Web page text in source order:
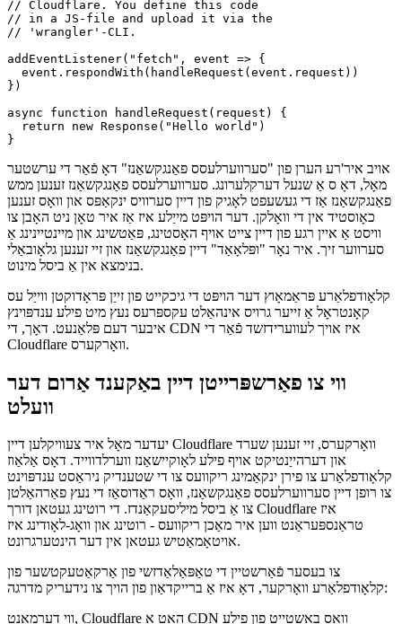
// This is a minimal example for a
// serverless function hosed by
// in a JS-file and upload it via the
// 'wrangler'-CLI.
  event.respondWith(handleRequest(event.request))
  return new Response("Hello world")
אויב איר'רע הערן פון "סערווערלעסס פאַנגקשאַנז" דאָ פֿאַר די ערשטער
מאָל, דאָ ס אַ שנעל דערקלערונג. סערווערלעסס פאַנגקשאַנז זענען ממש
פאַנגקשאַנז אַז די געשעפט לאָגיק פון דיין סערוויס ינקאַפּס און וואָס זענען
כאָוסטיד אין די וואָלקן. דער הויפּט מייַלע איז אַז איר טאָן ניט האָבן צו
וויסט אַ איין רגע פון דיין צייט אויף האָסטינג, פּאַטשינג און מיינטיינינג אַ
סערווער זיך. איר נאָר "ופּלאָאַד" דיין פאַנגקשאַנז און זיי זענען גלאָובאַלי
בנימצא אין אַ ביסל מינוט.
קלאָודפלאַרע פּראַמאָוץ דער הויפּט די גיכקייט פון זייַן פּראָדוקטן ווייַל עס
קאָנטראָל אַ זייער גרויס אינהאַלט עקספּרעס נעץ מיט פילע ענדפּוינץ
Cloudflare וואָרקערס.
וועלט
יעדער מאָל איר צעוויקלען דיין Cloudflare וואָרקערס, זיי זענען שערד
און דערהייַנטיקט אויף פילע לאָוקיישאַנז ווערלדווייד. דאָס אַלאַוז
קלאָודפלאַרע צו פירן ינקאַמינג ריקוועס צו די שטענדיק ניראַסט ענדפּוינט
צו רופן דיין סערווערלעסס פאַנגקשאַנז, וואָס ראַדוסאַז די נעץ פאַרהאַלטן
צו אַ ביסל מיליסעקאַנדז. די רוטינג געטאן דורך Cloudflare איז
טראַנספּעראַנט ווען איר מאַכן ריקוועס - רוטינג און וואָג-לאָודינג איז
אויטאָמאַטיש געטאן אין דער הינטערגרונט.
צו בעסער פֿאַרשטיין די טאַפּאַלאַדזשי פון אַרקאַטעקטשער פון